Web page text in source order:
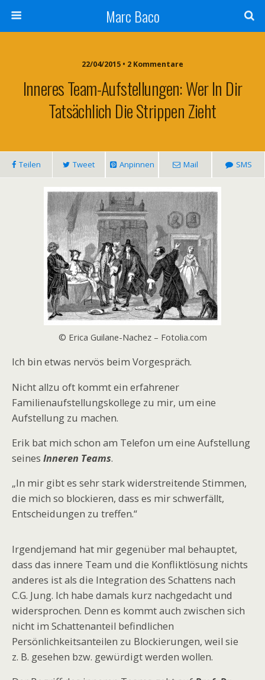
Marc Baco
22/04/2015 • 2 Kommentare
Inneres Team-Aufstellungen: Wer In Dir
Tatsächlich Die Strippen Zieht
Teilen Tweet Anpinnen Mail SMS
© Erica Guilane-Nachez – Fotolia.com
Ich bin etwas nervös beim Vorgespräch.
Nicht allzu oft kommt ein erfahrener
Familienaufstellungskollege zu mir, um eine
Aufstellung zu machen.
Erik bat mich schon am Telefon um eine Aufstellung
seines Inneren Teams.
„In mir gibt es sehr stark widerstreitende Stimmen,
die mich so blockieren, dass es mir schwerfällt,
Entscheidungen zu treffen.“
Irgendjemand hat mir gegenüber mal behauptet,
dass das innere Team und die Konfliktlösung nichts
anderes ist als die Integration des Schattens nach
C.G. Jung. Ich habe damals kurz nachgedacht und
widersprochen. Denn es kommt auch zwischen sich
nicht im Schattenanteil befindlichen
Persönlichkeitsanteilen zu Blockierungen, weil sie
z. B. gesehen bzw. gewürdigt werden wollen.